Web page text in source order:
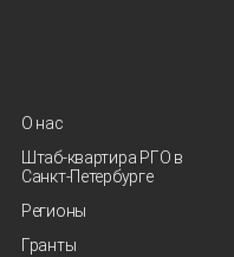
О нас
Штаб-квартира РГО в
Санкт‑Петербурге
Регионы
Гранты